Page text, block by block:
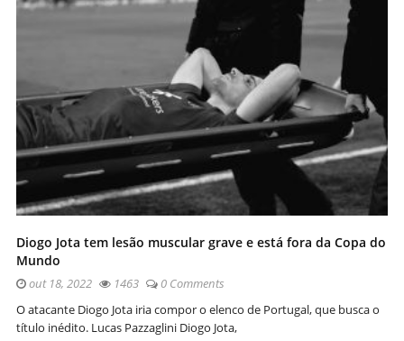
Diogo Jota tem lesão muscular grave e está fora da Copa do
Mundo
out 18, 2022 1463
0 Comments
O atacante Diogo Jota iria compor o elenco de Portugal, que busca o
título inédito. Lucas Pazzaglini Diogo Jota,